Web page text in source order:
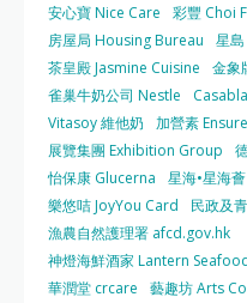
安心寶 Nice Care
彩豐 Choi
房屋局 Housing Bureau
星
茶皇殿 Jasmine Cuisine
金象
雀巢牛奶公司 Nestle
Vitasoy 維他奶
加營素 Ensure
展覽集團 Exhibition Group
怡保康 Glucerna
星海•星海
樂悠咭 JoyYou Card
民政及
漁農自然護理署 afcd.gov.hk
神燈海鮮酒家 Lantern
華潤堂 crcare
藝趣坊 Arts